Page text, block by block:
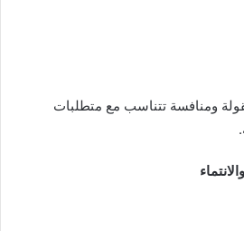
ومنافسة تتناسب مع متطلبات